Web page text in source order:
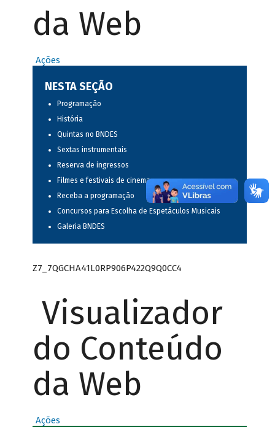
da Web
Ações
NESTA SEÇÃO
Programação
História
Quintas no BNDES
Sextas instrumentais
Reserva de ingressos
Filmes e festivais de cinema
Receba a programação
Concursos para Escolha de Espetáculos Musicais
Galeria BNDES
Z7_7QGCHA41L0RP906P422Q9Q0CC4
Visualizador
do Conteúdo
da Web
Ações